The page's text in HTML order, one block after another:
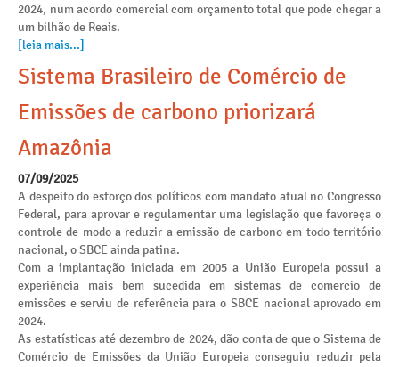
2024, num acordo comercial com orçamento total que pode chegar a
um bilhão de Reais.
[leia mais...]
Sistema Brasileiro de Comércio de
Emissões de carbono priorizará
Amazônia
07/09/2025
A despeito do esforço dos políticos com mandato atual no Congresso
Federal, para aprovar e regulamentar uma legislação que favoreça o
controle de modo a reduzir a emissão de carbono em todo território
nacional, o SBCE ainda patina.
Com a implantação iniciada em 2005 a União Europeia possui a
experiência mais bem sucedida em sistemas de comercio de
emissões e serviu de referência para o SBCE nacional aprovado em
2024.
As estatísticas até dezembro de 2024, dão conta de que o Sistema de
Comércio de Emissões da União Europeia conseguiu reduzir pela